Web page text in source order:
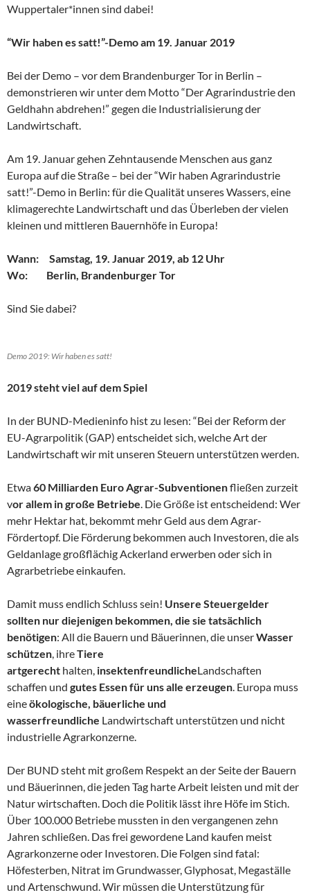
Wuppertaler*innen sind dabei!
“Wir haben es satt!”-Demo am 19. Januar 2019
Bei der Demo – vor dem Brandenburger Tor in Berlin –
demonstrieren wir unter dem Motto “Der Agrarindustrie den
Geldhahn abdrehen!” gegen die Industrialisierung der
Landwirtschaft.
Am 19. Januar gehen Zehntausende Menschen aus ganz
Europa auf die Straße – bei der “Wir haben Agrarindustrie
satt!”-Demo in Berlin: für die Qualität unseres Wassers, eine
klimagerechte Landwirtschaft und das Überleben der vielen
kleinen und mittleren Bauernhöfe in Europa!
Wann: Samstag, 19. Januar 2019, ab 12 Uhr
Wo: Berlin, Brandenburger Tor
Sind Sie dabei?
Demo 2019: Wir haben es satt!
2019 steht viel auf dem Spiel
In der BUND-Medieninfo hist zu lesen: “Bei der Reform der
EU-Agrarpolitik (GAP) entscheidet sich, welche Art der
Landwirtschaft wir mit unseren Steuern unterstützen werden.
Etwa60 Milliarden Euro Agrar-Subventionenfließen zurzeit
vor allem in große Betriebe. Die Größe ist entscheidend: Wer
mehr Hektar hat, bekommt mehr Geld aus dem Agrar-
Fördertopf. Die Förderung bekommen auch Investoren, die als
Geldanlage großflächig Ackerland erwerben oder sich in
Agrarbetriebe einkaufen.
Damit muss endlich Schluss sein! Unsere Steuergelder
sollten nur diejenigen bekommen, die sie tatsächlich
benötigen: All die Bauern und Bäuerinnen, die unserWasser
schützen, ihreTiere
artgerecht halten, insektenfreundlicheLandschaften
schaffen und gutes Essen für uns alle erzeugen. Europa muss
eineökologische, bäuerliche und
wasserfreundliche Landwirtschaft unterstützen und nicht
industrielle Agrarkonzerne.
Der BUND steht mit großem Respekt an der Seite der Bauern
und Bäuerinnen, die jeden Tag harte Arbeit leisten und mit der
Natur wirtschaften. Doch die Politik lässt ihre Höfe im Stich.
Über 100.000 Betriebe mussten in den vergangenen zehn
Jahren schließen. Das frei gewordene Land kaufen meist
Agrarkonzerne oder Investoren. Die Folgen sind fatal:
Höfesterben, Nitrat im Grundwasser, Glyphosat, Megaställe
und Artenschwund. Wir müssen die Unterstützung für